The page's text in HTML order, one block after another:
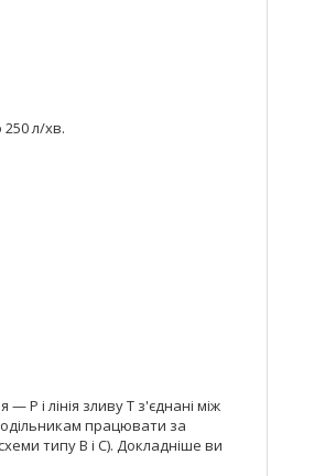
250 л/хв.
Р і лінія зливу Т з'єднані між
працювати за
типу B і C). Докладніше ви